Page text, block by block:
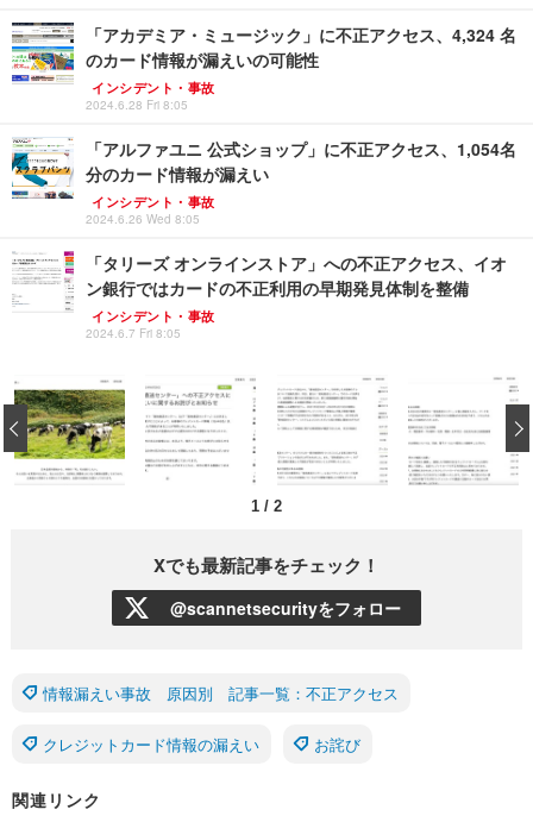
「アカデミア・ミュージック」に不正アクセス、4,324 名
のカード情報が漏えいの可能性
インシデント・事故
2024.6.28 Fri 8:05
「アルファユニ 公式ショップ」に不正アクセス、1,054名
分のカード情報が漏えい
インシデント・事故
2024.6.26 Wed 8:05
「タリーズ オンラインストア」への不正アクセス、イオ
ン銀行ではカードの不正利用の早期発見体制を整備
インシデント・事故
2024.6.7 Fri 8:05
1 / 2
‹
Xでも最新記事をチェック！
@scannetsecurityをフォロー
情報漏えい事故 原因別 記事一覧：不正アクセス
クレジットカード情報の漏えい お詫び
関連リンク